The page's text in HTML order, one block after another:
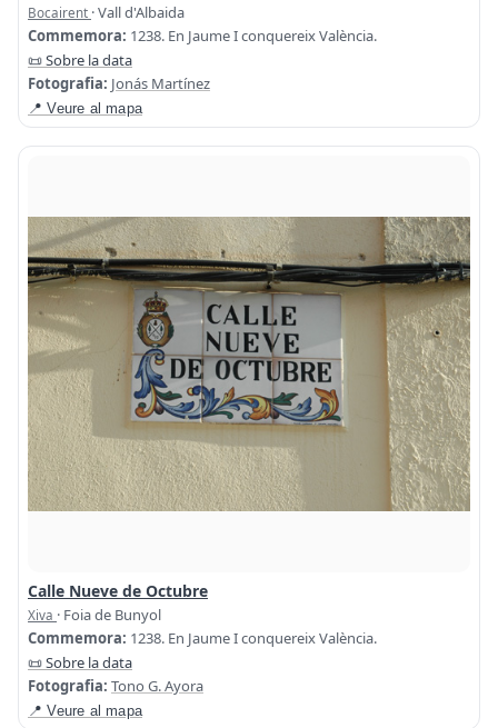
Bocairent · Vall d'Albaida
Commemora: 1238. En Jaume I conquereix València.
📜 Sobre la data
Fotografia: Jonás Martínez
📍 Veure al mapa
Calle Nueve de Octubre
Xiva · Foia de Bunyol
Commemora: 1238. En Jaume I conquereix València.
📜 Sobre la data
Fotografia: Tono G. Ayora
📍 Veure al mapa